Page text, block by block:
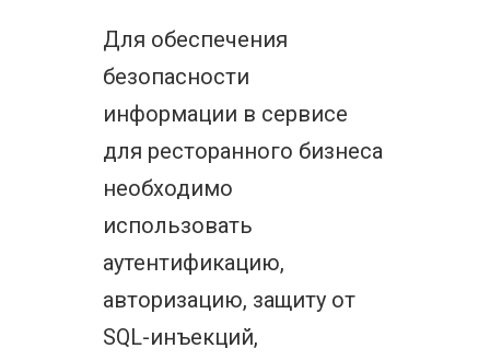
Для обеспечения
безопасности
информации в сервисе
для ресторанного бизнеса
необходимо
использовать
аутентификацию,
авторизацию, защиту от
SQL-инъекций,